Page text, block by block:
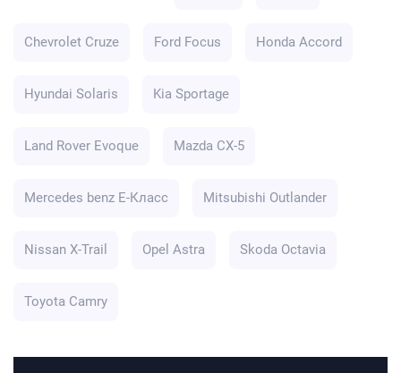
Chevrolet Cruze Ford Focus Honda Accord
Hyundai Solaris Kia Sportage
Land Rover Evoque Mazda CX-5
Mercedes benz E-Класс Mitsubishi Outlander
Nissan X-Trail Opel Astra Skoda Octavia
Toyota Camry